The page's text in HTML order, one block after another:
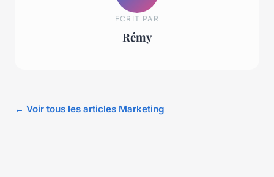
ECRIT PAR
Rémy
← Voir tous les articles Marketing